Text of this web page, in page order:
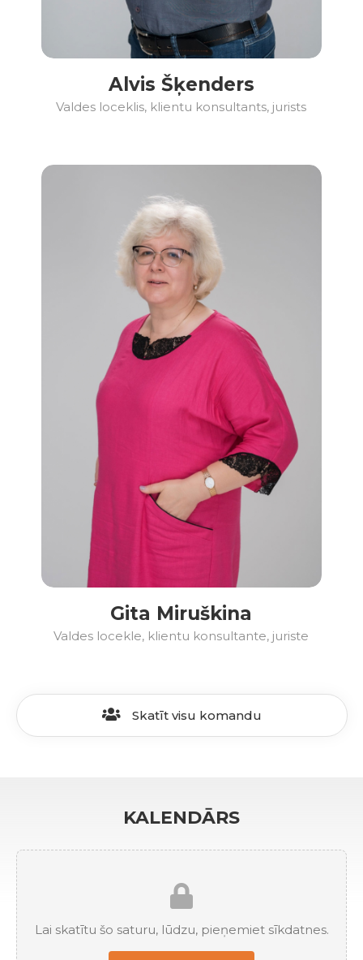
Alvis Šķenders
Valdes loceklis, klientu konsultants, jurists
Gita Miruškina
Valdes locekle, klientu konsultante, juriste
Skatīt visu komandu
KALENDĀRS
Lai skatītu šo saturu, lūdzu, pieņemiet sīkdatnes.